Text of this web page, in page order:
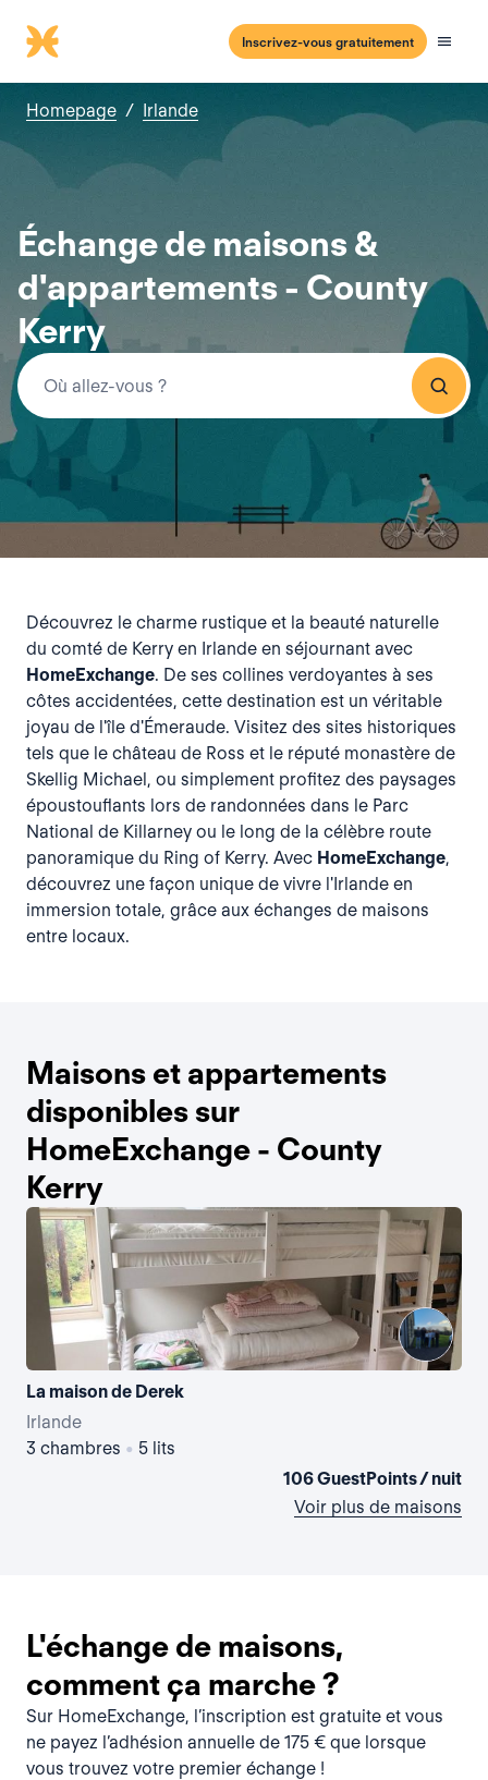
Inscrivez-vous gratuitement
Homepage / Irlande
Échange de maisons &
d'appartements - County
Kerry
Découvrez le charme rustique et la beauté naturelle
du comté de Kerry en Irlande en séjournant avec
HomeExchange. De ses collines verdoyantes à ses
côtes accidentées, cette destination est un véritable
joyau de l'île d'Émeraude. Visitez des sites historiques
tels que le château de Ross et le réputé monastère de
Skellig Michael, ou simplement profitez des paysages
époustouflants lors de randonnées dans le Parc
National de Killarney ou le long de la célèbre route
panoramique du Ring of Kerry. Avec HomeExchange,
découvrez une façon unique de vivre l'Irlande en
immersion totale, grâce aux échanges de maisons
entre locaux.
Maisons et appartements
disponibles sur
HomeExchange - County
Kerry
La maison de Derek
Irlande
3 chambres • 5 lits
106 GuestPoints / nuit
Voir plus de maisons
L'échange de maisons,
comment ça marche ?
Sur HomeExchange, l’inscription est gratuite et vous
ne payez l’adhésion annuelle de 175 € que lorsque
vous trouvez votre premier échange !